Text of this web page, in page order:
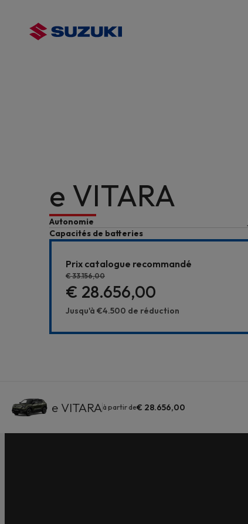
principal
e VITARA
Autonomie
Capacités de batteries
Prix catalogue recommandé
€ 33.156,00
€ 28.656,00
Jusqu'à €4.500 de réduction
e VITARA à partir de€ 28.656,00